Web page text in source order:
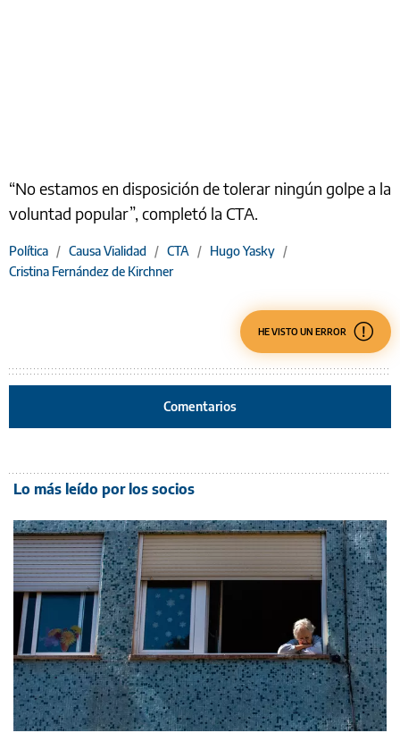
“No estamos en disposición de tolerar ningún golpe a la
voluntad popular”, completó la CTA.
Política / Causa Vialidad / CTA / Hugo Yasky /
Cristina Fernández de Kirchner
HE VISTO UN ERROR
Comentarios
Lo más leído por los socios